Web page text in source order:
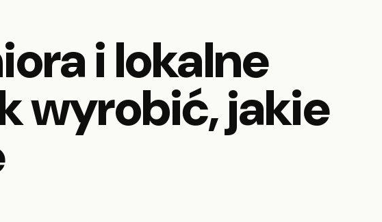
i lokalne
wyrobić, jakie